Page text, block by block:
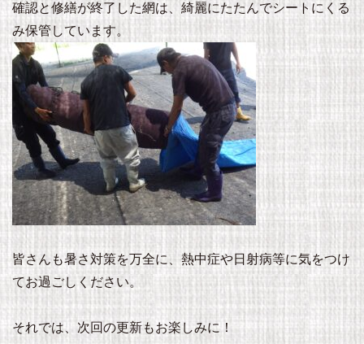
確認と修繕が終了した網は、綺麗にたたんでシートにくる
み保管しています。
皆さんも暑さ対策を万全に、熱中症や日射病等に気をつけ
てお過ごしください。
それでは、次回の更新もお楽しみに！